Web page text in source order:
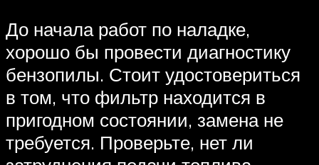
До начала работ по наладке,
хорошо бы провести диагностику
бензопилы. Стоит удостовериться
в том, что фильтр находится в
пригодном состоянии, замена не
требуется. Проверьте, нет ли